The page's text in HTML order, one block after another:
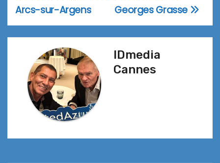
de
l’article
Georges Grasse
Arcs-sur-Argens
IDmedia
Cannes